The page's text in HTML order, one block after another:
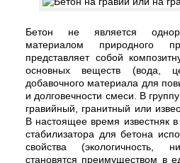
Бетон не является
материалом природного
представляет собой
основных веществ (вода,
добавочного материала для
и долговечности смеси. В
гравийный, гранитный или
В настоящее время известняк в
стабилизатора для бетона
свойства (экологичность,
становятся преимуществом в